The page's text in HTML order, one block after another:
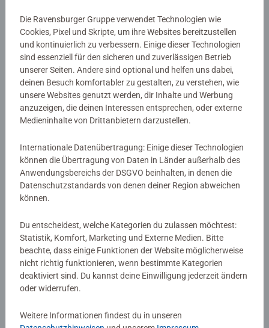
Motivlinien sind bereits vorgedruckt und nummeriert und
müssen mit den fertig gemischten Acrylfarben ausgemalt
werden. Das ist Malspaß mit Erfolgsgarantie für eine
einzigartige Wanddekoration. Malen war noch nie so
einfach!
Mit CreArt - Malen nach Zahlen von Ravensburger den
Weg zur inneren Ruhe und Entspannung finden. Einfach
zum Malen benötigt wird und es ist kein Mischen der
Farben notwendig. Das fertig gemalte Bild eignet sich als
trendige Dekoration in jedem Zuhause. Das Ravensburger
CreArt - Malen nach Zahlen Programm bietet eine große
Motivauswahl für Kinder und Erwachsene.
Details
Artikelnummer:
12023136
EAN:
4005555231363
Warnhinweise und Herstellerinformation
Ähnliche Produkte
Noch keine Bewertungen
0/0
Verfasse eine Bewertung
Die Ravensburger Gruppe verwendet Technologien wie
Cookies, Pixel und Skripte, um ihre Websites bereitzustellen
und kontinuierlich zu verbessern. Einige dieser Technologien
sind essenziell für den sicheren und zuverlässigen Betrieb
unserer Seiten. Andere sind optional und helfen uns dabei,
deinen Besuch komfortabler zu gestalten, zu verstehen, wie
unsere Websites genutzt werden, dir Inhalte und Werbung
anzuzeigen, die deinen Interessen entsprechen, oder externe
Medieninhalte von Drittanbietern darzustellen.
Internationale Datenübertragung: Einige dieser Technologien
können die Übertragung von Daten in Länder außerhalb des
Anwendungsbereichs der DSGVO beinhalten, in denen die
Datenschutzstandards von denen deiner Region abweichen
können.
Du entscheidest, welche Kategorien du zulassen möchtest:
Statistik, Komfort, Marketing und Externe Medien. Bitte
beachte, dass einige Funktionen der Website möglicherweise
nicht richtig funktionieren, wenn bestimmte Kategorien
deaktiviert sind. Du kannst deine Einwilligung jederzeit ändern
oder widerrufen.
Weitere Informationen findest du in unseren